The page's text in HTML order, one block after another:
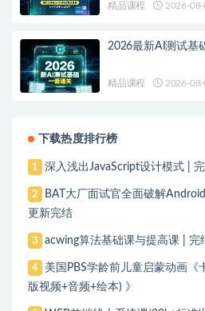
精品课程 2026-
2026最新AI测试基
精品课程 2026-08-
下载热度排行榜
1 深入浅出JavaScript设计模式 |
2
BAT大厂面试官全面破解
更新完结
3 acwing算法基础课与提高课 | 完
4
美国PBS学龄前儿童启蒙动画《
版视频+音频+绘本) 》